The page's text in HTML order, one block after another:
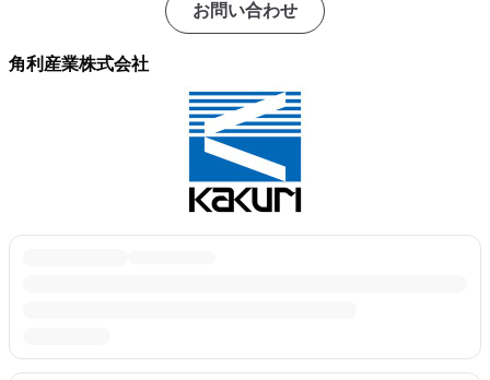
お問い合わせ
角利産業株式会社